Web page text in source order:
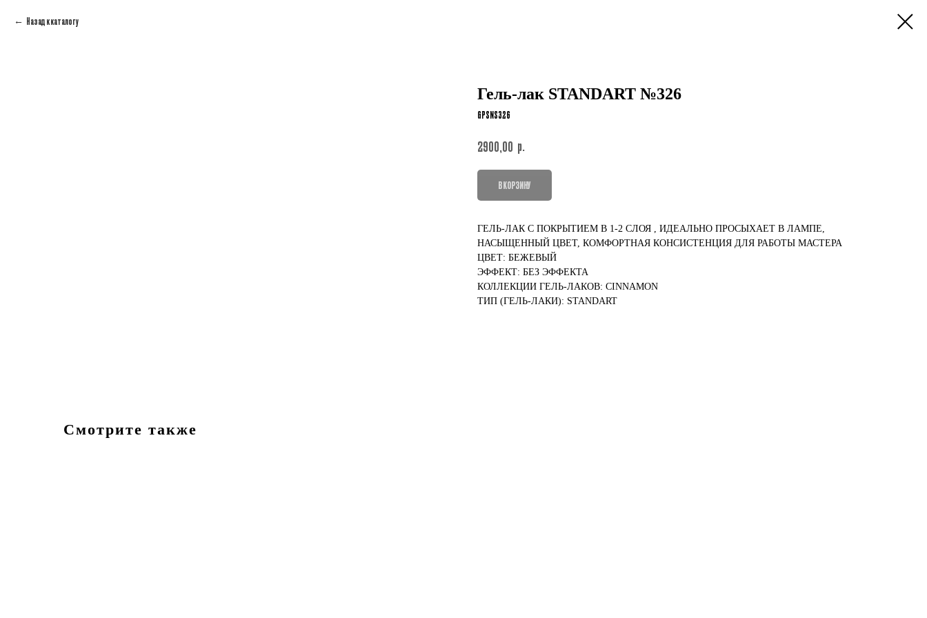
Назад к каталогу
Гель-лак STANDART №326
GPSNS326
2900,00 р.
В КОРЗИНУ
ГЕЛЬ-ЛАК С ПОКРЫТИЕМ В 1-2 СЛОЯ , ИДЕАЛЬНО ПРОСЫХАЕТ В ЛАМПЕ,
НАСЫЩЕННЫЙ ЦВЕТ, КОМФОРТНАЯ КОНСИСТЕНЦИЯ ДЛЯ РАБОТЫ МАСТЕРА
ЦВЕТ: БЕЖЕВЫЙ
ЭФФЕКТ: БЕЗ ЭФФЕКТА
КОЛЛЕКЦИИ ГЕЛЬ-ЛАКОВ: CINNAMON
ТИП (ГЕЛЬ-ЛАКИ): STANDART
Смотрите также